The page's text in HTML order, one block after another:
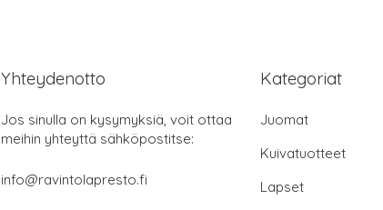
Yhteydenotto
Jos sinulla on kysymyksiä, voit ottaa
meihin yhteyttä sähköpostitse:
info@ravintolapresto.fi
Kategoriat
Juomat
Kuivatuotteet
Lapset